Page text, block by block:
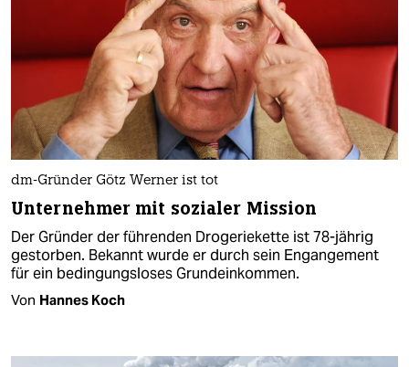
dm-Gründer Götz Werner ist tot
Unternehmer mit sozialer Mission
Der Gründer der führenden Drogeriekette ist 78-jährig
gestorben. Bekannt wurde er durch sein Engangement
für ein bedingungsloses Grundeinkommen.
Von Hannes Koch